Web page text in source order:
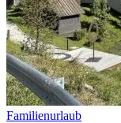
Familienurlaub